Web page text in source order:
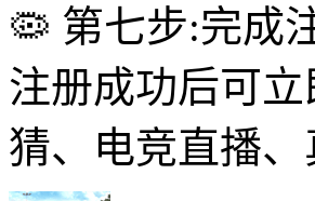
🦠 第七步:完成
注册成功后可立
猜、电竞直播